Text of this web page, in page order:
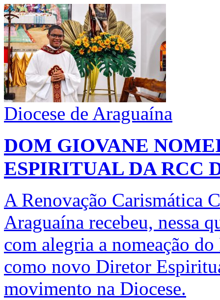
Diocese de Araguaína
DOM GIOVANE
ESPIRITUAL DA RCC
A Renovação Carismática
Araguaína recebeu, nessa
com alegria a nomeação
como novo Diretor
movimento na Diocese.